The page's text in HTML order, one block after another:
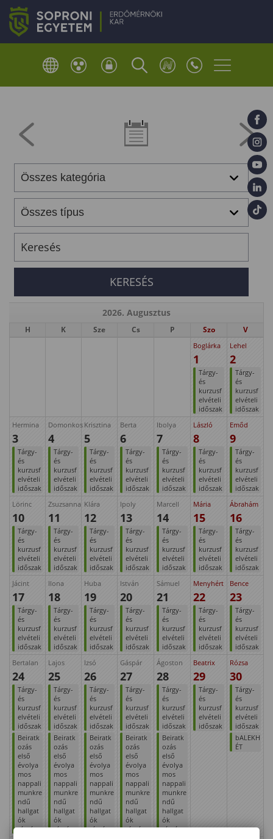
2026. Augusztus
H K Sze Cs P Szo V
Boglárka
1
Tárgy-
és
kurzusf
elvételi
időszak
Lehel
2
Tárgy-
és
kurzusf
elvételi
időszak
Hermina
3
Tárgy-
és
kurzusf
elvételi
időszak
Domonkos
4
Tárgy-
és
kurzusf
elvételi
időszak
Krisztina
5
Tárgy-
és
kurzusf
elvételi
időszak
Berta
6
Tárgy-
és
kurzusf
elvételi
időszak
Ibolya
7
Tárgy-
és
kurzusf
elvételi
időszak
László
8
Tárgy-
és
kurzusf
elvételi
időszak
Emőd
9
Tárgy-
és
kurzusf
elvételi
időszak
Lörinc
10
Tárgy-
és
kurzusf
elvételi
időszak
Zsuzsanna
11
Tárgy-
és
kurzusf
elvételi
időszak
Klára
12
Tárgy-
és
kurzusf
elvételi
időszak
Ipoly
13
Tárgy-
és
kurzusf
elvételi
időszak
Marcell
14
Tárgy-
és
kurzusf
elvételi
időszak
Mária
15
Tárgy-
és
kurzusf
elvételi
időszak
Ábrahám
16
Tárgy-
és
kurzusf
elvételi
időszak
Jácint
17
Tárgy-
és
kurzusf
elvételi
időszak
Ilona
18
Tárgy-
és
kurzusf
elvételi
időszak
Huba
19
Tárgy-
és
kurzusf
elvételi
időszak
István
20
Tárgy-
és
kurzusf
elvételi
időszak
Sámuel
21
Tárgy-
és
kurzusf
elvételi
időszak
Menyhért
22
Tárgy-
és
kurzusf
elvételi
időszak
Bence
23
Tárgy-
és
kurzusf
elvételi
időszak
Bertalan
24
Tárgy-
és
kurzusf
elvételi
időszak
Beiratk
ozás
első
évolya
mos
nappali
munkre
ndű
hallgat
ók
részére
Lajos
25
Tárgy-
és
kurzusf
elvételi
időszak
Beiratk
ozás
első
évolya
mos
nappali
munkre
ndű
hallgat
ók
részére
Izsó
26
Tárgy-
és
kurzusf
elvételi
időszak
Beiratk
ozás
első
évolya
mos
nappali
munkre
ndű
hallgat
ók
részére
Gáspár
27
Tárgy-
és
kurzusf
elvételi
időszak
Beiratk
ozás
első
évolya
mos
nappali
munkre
ndű
hallgat
ók
részére
Ágoston
28
Tárgy-
és
kurzusf
elvételi
időszak
Beiratk
ozás
első
évolya
mos
nappali
munkre
ndű
hallgat
ók
részére
Beatrix
29
Tárgy-
és
kurzusf
elvételi
időszak
Rózsa
30
Tárgy-
és
kurzusf
elvételi
időszak
bALEKH
ÉT